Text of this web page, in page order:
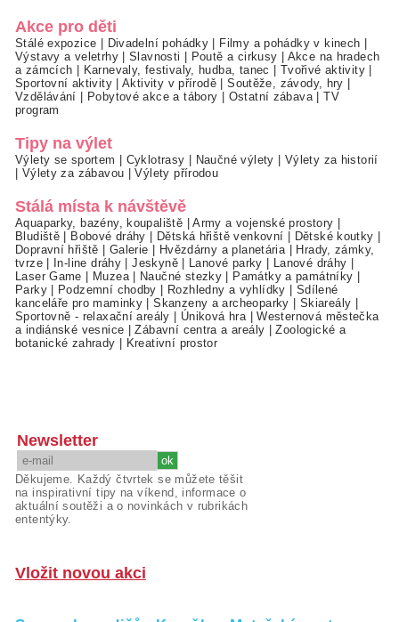
Akce pro děti
Stálé expozice Divadelní pohádky Filmy a pohádky v kinech
Výstavy a veletrhy|Slavnosti Poutě a cirkusy
Akce na hradech
a zámcích
Karnevaly, festivaly, hudba, tanec Tvořivé aktivity
Sportovní aktivity|Aktivity v přírodě |Soutěže, závody, hry
Vzdělávání
Pobytové akce a tábory Ostatní zábava |TV
program
Tipy na výlet
Výlety se sportem Cyklotrasy Naučné výlety
Výlety za historií
Výlety za zábavou |Výlety přírodou
Stálá místa k návštěvě
Aquaparky, bazény, koupaliště |Army a vojenské prostory
Bludiště
Bobové dráhy Dětská hřiště venkovní Dětské koutky
Dopravní hřiště
Galerie Hvězdárny a planetária
Hrady, zámky,
tvrze| In-line dráhy |Jeskyně| Lanové parky Lanové dráhy
Laser Game
Muzea| Naučné stezky Památky a památníky
Parky| Podzemní chodby Rozhledny a vyhlídky
Sdílené
kanceláře pro maminky |Skanzeny a archeoparky Skiareály
Sportovně - relaxační areály
Úniková hra |Westernová městečka
a indiánské vesnice |Zábavní centra a areály |Zoologické a
botanické zahrady
Kreativní prostor
Newsletter
Děkujeme. Každý čtvrtek se můžete těšit
na inspirativní tipy na víkend, informace o
aktuální soutěži a o novinkách v rubrikách
ententýky.
Vložit novou akci